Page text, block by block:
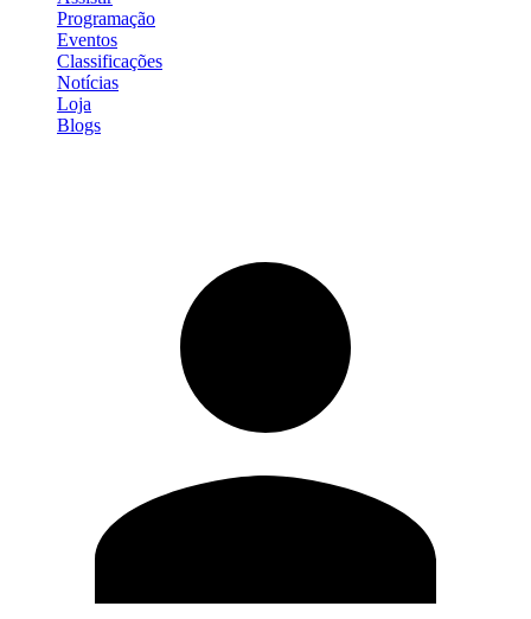
Programação
Eventos
Classificações
Notícias
Loja
Blogs